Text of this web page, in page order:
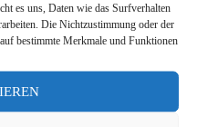
es uns, Daten wie das Surfverhalten
Die Nichtzustimmung oder der
bestimmte Merkmale und Funktionen